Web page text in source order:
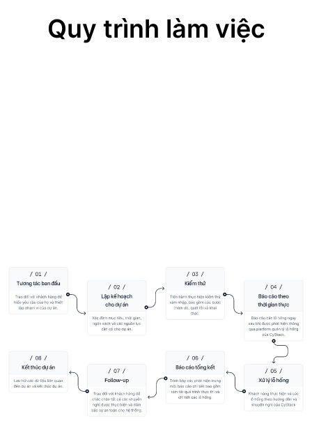
Quy trình làm việc